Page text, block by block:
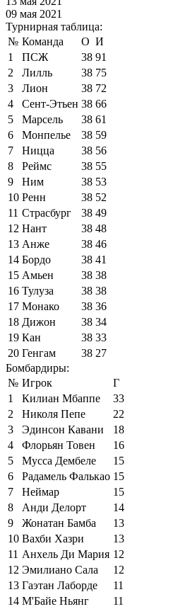
09 мая 2021
Турнирная таблица:
№ Команда О И
1
ПСЖ 38 91
2
Лилль 38 75
3
Лион 38 72
4
Сент-Этьен 38 66
5
Марсель 38 61
6
Монпелье 38 59
7
Ницца 38 56
8
Реймс 38 55
9
Ним 38 53
10 Ренн 38 52
11 Страсбург 38 49
12 Нант 38 48
13 Анже 38 46
14 Бордо 38 41
15 Амьен 38 38
16 Тулуза 38 38
17 Монако 38 36
18 Дижон 38 34
19 Кан 38 33
20 Генгам 38 27
Бомбардиры:
№ Игрок
Г
1
Килиан Мбаппе
33
2
Николя Пепе
22
3
Эдинсон Кавани
18
4
Флорьян Товен
16
5
Мусса Дембеле
15
6
Радамель Фалькао 15
7
Неймар
15
8
Анди Делорт
14
9
Жонатан Бамба
13
10 Вахби Хазри
13
11 Анхель Ди Мария 12
12 Эмилиано Сала
12
13 Гаэтан Лаборде
11
14 М'Байе Ньянг
11